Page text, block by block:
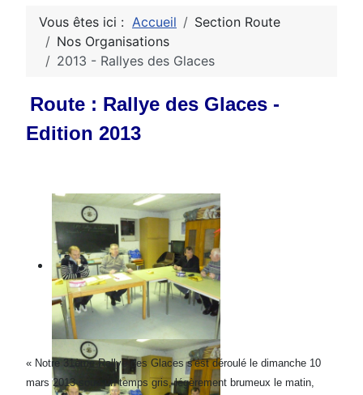
Vous êtes ici : Accueil
Section Route
Nos Organisations
2013 - Rallyes des Glaces
Route : Rallye des Glaces -
Edition 2013
« Notre 31ème Rallye des Glaces s'est déroulé le dimanche 10
mars 2013 sous un temps gris, légèrement brumeux le matin,